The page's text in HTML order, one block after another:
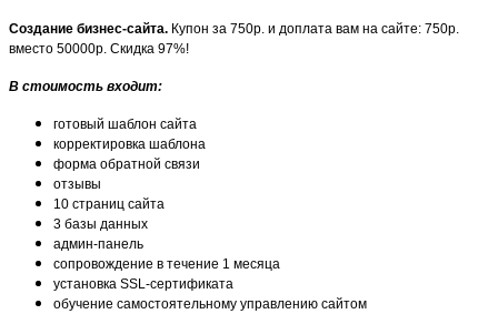
Создание бизнес-сайта. Купон за 750р. и доплата вам на сайте: 750р.
вместо 50000р. Скидка 97%!
В стоимость входит:
готовый шаблон сайта
корректировка шаблона
форма обратной связи
отзывы
10 страниц сайта
3 базы данных
админ-панель
сопровождение в течение 1 месяца
установка SSL-сертификата
обучение самостоятельному управлению сайтом